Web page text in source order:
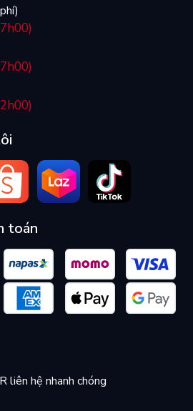
toán
liên hệ nhanh chóng